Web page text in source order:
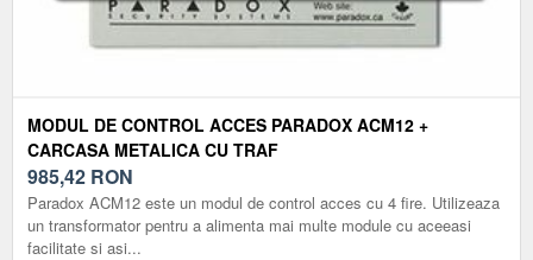
MODUL DE CONTROL ACCES PARADOX ACM12 +
CARCASA METALICA CU TRAF
985,42 RON
Paradox ACM12 este un modul de control acces cu 4 fire. Utilizeaza
un transformator pentru a alimenta mai multe module cu aceeasi
facilitate si asi...